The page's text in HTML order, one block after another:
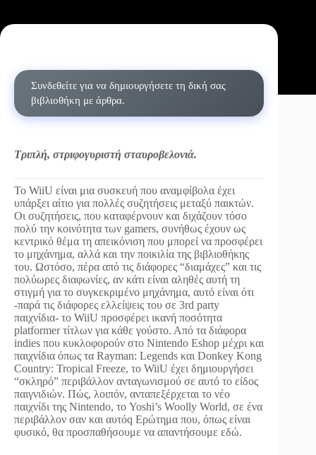
Συνδεθείτε για να δημιουργήσετε τη δική σας
βιβλιοθήκη με άρθρα.
Τριπλή, στριφογυριστή σταυροβελονιά.
Το WiiU είναι μια συσκευή που αναμφίβολα έχει
υπάρξει αίτιο για πολλές συζητήσεις μεταξύ παικτών.
Οι συζητήσεις, που καταφέρνουν και διχάζουν τόσο
πολύ την κοινότητα των gamers, συνήθως έχουν ως
κεντρικό θέμα τη απεικόνιση που μπορεί να προσφέρει
το μηχάνημα, αλλά και την ποικιλία της βιβλιοθήκης
του. Ωστόσο, πέρα από τις διάφορες “διαμάχες” και τις
πολύωρες διαφωνίες, αν κάτι είναι αληθές αυτή τη
στιγμή για το συγκεκριμένο μηχάνημα, αυτό είναι ότι
-παρά τις διάφορες ελλείψεις του σε 3rd party
παιχνίδια- το WiiU προσφέρει ικανή ποσότητα
platformer τίτλων για κάθε γούστο. Από τα διάφορα
indies που κυκλοφορούν στο Nintendo Εshop μέχρι και
παιχνίδια όπως τα Rayman: Legends και Donkey Kong
Country: Tropical Freeze, το WiiU έχει δημιουργήσει
“σκληρό” περιβάλλον ανταγωνισμού σε αυτό το είδος
παιγνιδιών. Πώς, λοιπόν, ανταπεξέρχεται το νέο
παιχνίδι της Nintendo, το Yoshi’s Woolly World, σε ένα
περιβάλλον σαν και αυτόq Ερώτημα που, όπως είναι
φυσικό, θα προσπαθήσουμε να απαντήσουμε εδώ.